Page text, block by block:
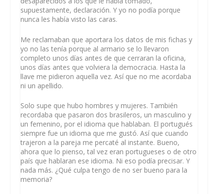
supuestamente, declaración. Y yo no podía porque
nunca les había visto las caras.
Me reclamaban que aportara los datos de mis fichas y
yo no las tenía porque al armario se lo llevaron
completo unos días antes de que cerraran la oficina,
unos días antes que volviera la democracia. Hasta la
llave me pidieron aquella vez. Así que no me acordaba
ni un apellido.
Solo supe que hubo hombres y mujeres. También
recordaba que pasaron dos brasileros, un masculino y
un femenino, por el idioma que hablaban. El portugués
siempre fue un idioma que me gustó. Así que cuando
trajeron a la pareja me percaté al instante. Bueno,
ahora que lo pienso, tal vez eran portugueses o de otro
país que hablaran ese idioma. Ni eso podía precisar. Y
nada más. ¿Qué culpa tengo de no ser bueno para la
memoria?